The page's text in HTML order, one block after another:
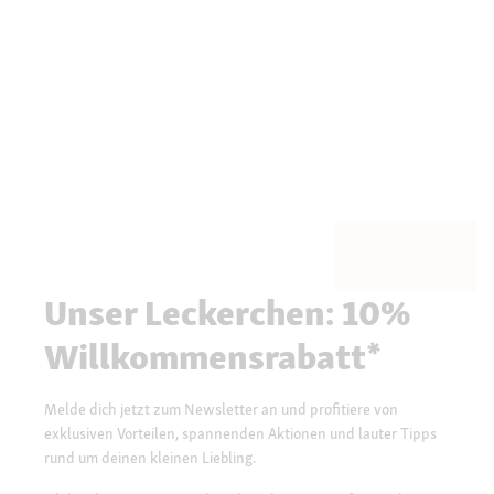
Unser Leckerchen: 10%
Willkommensrabatt*
Melde dich jetzt zum Newsletter an und profitiere von
exklusiven Vorteilen, spannenden Aktionen und lauter Tipps
rund um deinen kleinen Liebling.